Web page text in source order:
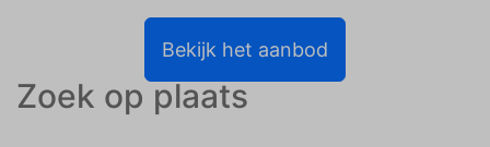
Bekijk het aanbod
Zoek op plaats